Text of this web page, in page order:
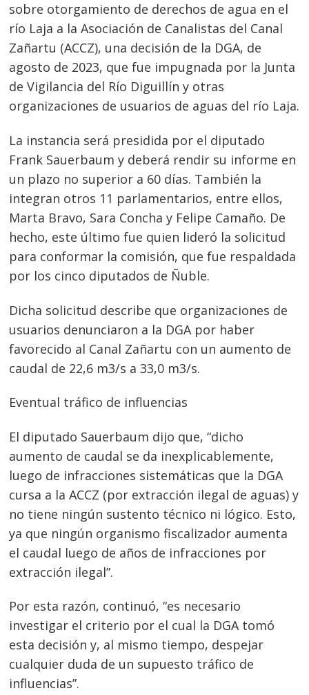
sobre otorgamiento de derechos de agua en el
río Laja a la Asociación de Canalistas del Canal
Zañartu (ACCZ), una decisión de la DGA, de
agosto de 2023, que fue impugnada por la Junta
de Vigilancia del Río Diguillín y otras
organizaciones de usuarios de aguas del río Laja.
La instancia será presidida por el diputado
Frank Sauerbaum y deberá rendir su informe en
un plazo no superior a 60 días. También la
integran otros 11 parlamentarios, entre ellos,
Marta Bravo, Sara Concha y Felipe Camaño. De
hecho, este último fue quien lideró la solicitud
para conformar la comisión, que fue respaldada
por los cinco diputados de Ñuble.
Dicha solicitud describe que organizaciones de
usuarios denunciaron a la DGA por haber
favorecido al Canal Zañartu con un aumento de
caudal de 22,6 m3/s a 33,0 m3/s.
Eventual tráfico de influencias
El diputado Sauerbaum dijo que, “dicho
aumento de caudal se da inexplicablemente,
luego de infracciones sistemáticas que la DGA
cursa a la ACCZ (por extracción ilegal de aguas) y
no tiene ningún sustento técnico ni lógico. Esto,
ya que ningún organismo fiscalizador aumenta
el caudal luego de años de infracciones por
extracción ilegal”.
Por esta razón, continuó, “es necesario
investigar el criterio por el cual la DGA tomó
esta decisión y, al mismo tiempo, despejar
cualquier duda de un supuesto tráfico de
influencias”.